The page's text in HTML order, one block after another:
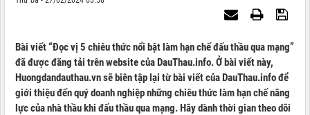
Bài viết “Đọc vị 5 chiêu thức nổi bật làm hạn chế đấu thầu qua mạng”
đã được đăng tải trên website của DauThau.info. Ở bài viết này,
Huongdandauthau.vn sẽ biên tập lại từ bài viết của DauThau.info để
giới thiệu đến quý doanh nghiệp những chiêu thức làm hạn chế năng
lực của nhà thầu khi đấu thầu qua mạng. Hãy dành thời gian theo dõi